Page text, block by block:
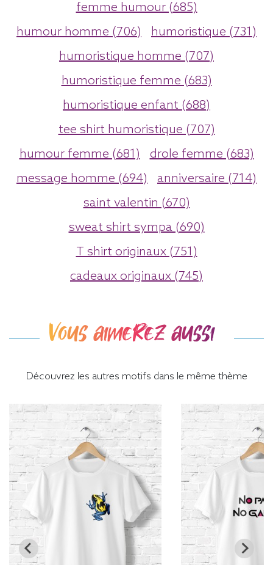
femme humour (685)
humour homme (706)
humoristique (731)
humoristique homme (707)
humoristique femme (683)
humoristique enfant (688)
tee shirt humoristique (707)
humour femme (681)
drole femme (683)
message homme (694)
anniversaire (714)
saint valentin (670)
sweat shirt sympa (690)
T shirt originaux (751)
cadeaux originaux (745)
Vous aimerez aussi
Découvrez les autres motifs dans le même thème